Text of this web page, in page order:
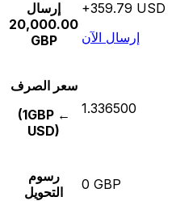
إرسال
20,000.00
GBP
+359.79 USD
إرسال الآن
سعر الصرف
(1GBP ←
USD)
1.336500
رسوم
التحويل
0 GBP